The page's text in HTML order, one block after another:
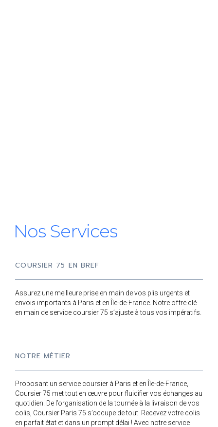
Nos Services
COURSIER 75 EN BREF
Assurez une meilleure prise en main de vos plis urgents et
envois importants à Paris et en Île-de-France. Notre offre clé
en main de service coursier 75 s’ajuste à tous vos impératifs.
NOTRE MÉTIER
Proposant un service coursier à Paris et en Île-de-France,
Coursier 75 met tout en œuvre pour fluidifier vos échanges au
quotidien. De l’organisation de la tournée à la livraison de vos
colis, Coursier Paris 75 s’occupe de tout. Recevez votre colis
en parfait état et dans un prompt délai ! Avec notre service